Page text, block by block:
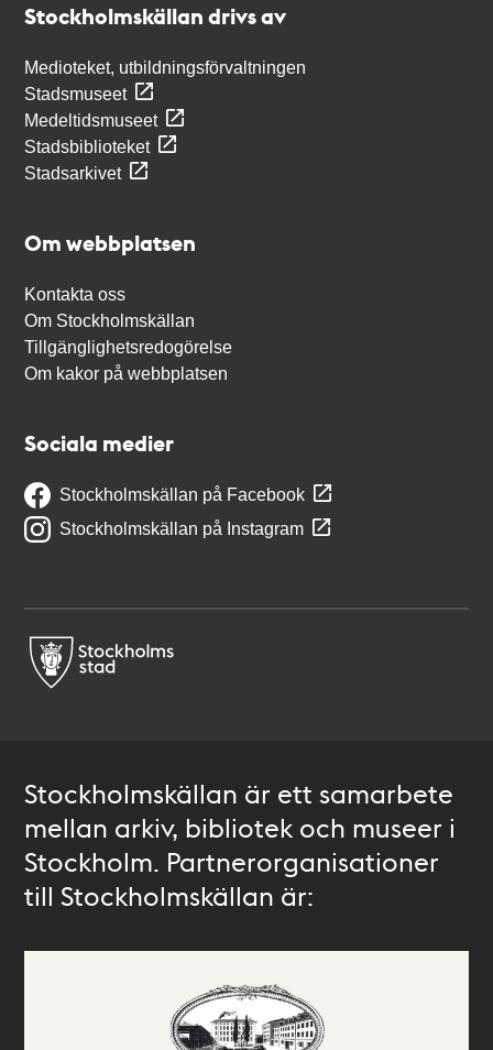
Stockholmskällan drivs av
Medioteket, utbildningsförvaltningen
Stadsmuseet
Medeltidsmuseet
Stadsbiblioteket
Stadsarkivet
Om webbplatsen
Kontakta oss
Om Stockholmskällan
Tillgänglighetsredogörelse
Om kakor på webbplatsen
Sociala medier
Stockholmskällan på Facebook
Stockholmskällan på Instagram
Stockholmskällan är ett samarbete
mellan arkiv, bibliotek och museer i
Stockholm. Partnerorganisationer
till Stockholmskällan är: